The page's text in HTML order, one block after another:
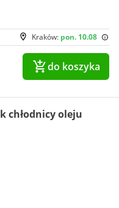
Kraków: pon. 10.08
do koszyka
chłodnicy oleju